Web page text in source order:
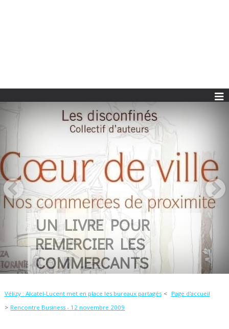
UN LIVRE POUR
REMERCIER LES
COMMERCANTS
Vélizy : Alcatel-Lucent met en place les bureaux partagés
Page d'accueil
Rencontre Business - 12 novembre 2009